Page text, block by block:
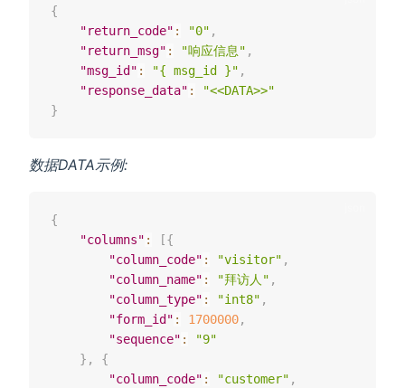
{
"return_code" : "0" ,
"return_msg" : "响应信息" ,
"msg_id" : "{ msg_id }" ,
"response_data" :
"<<DATA>>"
}
数据DATA示例:
{
"columns" : [{
"column_code" : "visitor" ,
"column_name" : "拜访人" ,
"column_type" : "int8" ,
"form_id" : 1700000,
"sequence" :
"9"
} ,
{
"column_code" : "customer" ,